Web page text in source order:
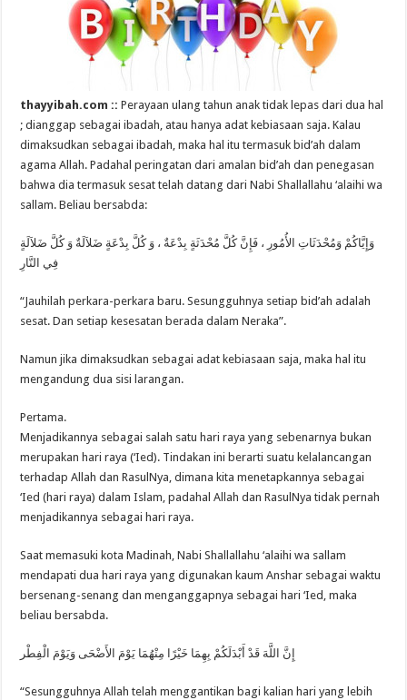
thayyibah.com ::Perayaan ulang tahun anak tidak lepas dari dua hal
; dianggap sebagai ibadah, atau hanya adat kebiasaan saja. Kalau
dimaksudkan sebagai ibadah, maka hal itu termasuk bid’ah dalam
agama Allah. Padahal peringatan dari amalan bid’ah dan penegasan
bahwa dia termasuk sesat telah datang dari Nabi Shallallahu ‘alaihi wa
sallam. Beliau bersabda:
وَإِيَّاكُمْ وَمُحْدَثَاتِ الأُمُورِ ، فَإِنَّ كُلَّ مُحْدَثَةٍ بِدْعَةٌ ، وَ كُلَّ بِدْعَةٍ ضَلاَلَةٌ وَ كُلَّ ضَلاَلَةٍ
فِي النَّارِ
“Jauhilah perkara-perkara baru. Sesungguhnya setiap bid’ah adalah
sesat. Dan setiap kesesatan berada dalam Neraka”.
Namun jika dimaksudkan sebagai adat kebiasaan saja, maka hal itu
mengandung dua sisi larangan.
Pertama.
Menjadikannya sebagai salah satu hari raya yang sebenarnya bukan
merupakan hari raya (‘Ied). Tindakan ini berarti suatu kelalancangan
terhadap Allah dan RasulNya, dimana kita menetapkannya sebagai
‘Ied (hari raya) dalam Islam, padahal Allah dan RasulNya tidak pernah
menjadikannya sebagai hari raya.
Saat memasuki kota Madinah, Nabi Shallallahu ‘alaihi wa sallam
mendapati dua hari raya yang digunakan kaum Anshar sebagai waktu
bersenang-senang dan menganggapnya sebagai hari ‘Ied, maka
beliau bersabda.
إِنَّ اللَّهَ قَدْ أَبْدَلَكُمْ بِهِمَا خَيْرًا مِنْهُمَا يَوْمَ الأَضْحَى وَيَوْمَ الْفِطْر
“Sesungguhnya Allah telah menggantikan bagi kalian hari yang lebih